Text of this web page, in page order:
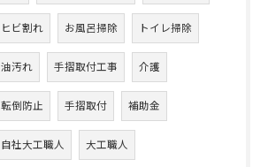
ヒビ割れ お風呂掃除 トイレ掃除
油汚れ 手摺取付工事 介護
転倒防止 手摺取付 補助金
自社大工職人 大工職人